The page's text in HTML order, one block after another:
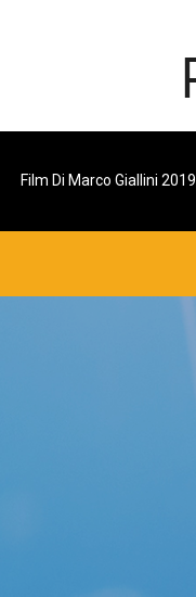
Film Di Marco Giallini 2019